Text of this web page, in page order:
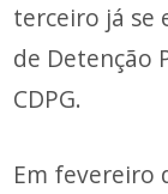
terceiro já se
de Detenção
CDPG.
Em fevereiro